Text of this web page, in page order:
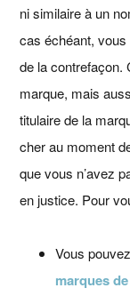
ni similaire à un
cas échéant, vous
de la contrefaçon.
marque, mais
titulaire de la
cher au moment
que vous n’avez
en justice. Pour
Vous
marques de